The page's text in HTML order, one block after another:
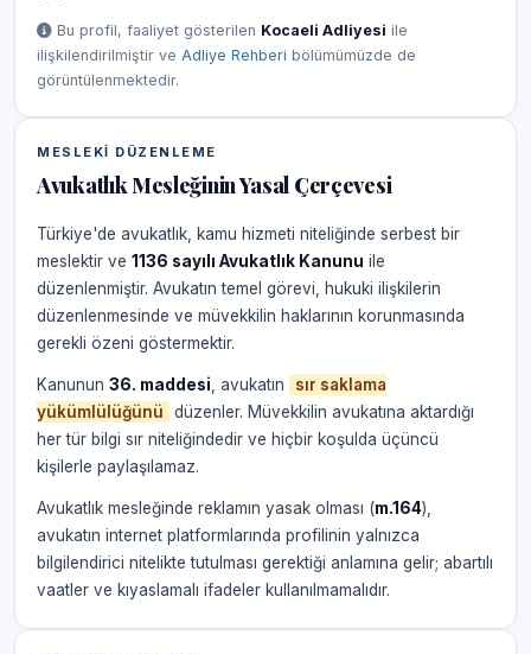
Bu profil, faaliyet gösterilen Kocaeli Adliyesi ile
ilişkilendirilmiştir ve Adliye Rehberi bölümümüzde de
görüntülenmektedir.
MESLEKI DÜZENLEME
Avukatlık Mesleğinin Yasal Çerçevesi
Türkiye'de avukatlık, kamu hizmeti niteliğinde serbest bir
meslektir ve 1136 sayılı Avukatlık Kanunu ile
düzenlenmiştir. Avukatın temel görevi, hukuki ilişkilerin
düzenlenmesinde ve müvekkilin haklarının korunmasında
gerekli özeni göstermektir.
Kanunun 36. maddesi , avukatın
sır saklama
yükümlülüğünü
düzenler. Müvekkilin avukatına aktardığı
her tür bilgi sır niteliğindedir ve hiçbir koşulda üçüncü
kişilerle paylaşılamaz.
Avukatlık mesleğinde reklamın yasak olması (m.164),
avukatın internet platformlarında profilinin yalnızca
bilgilendirici nitelikte tutulması gerektiği anlamına gelir; abartılı
vaatler ve kıyaslamalı ifadeler kullanılmamalıdır.